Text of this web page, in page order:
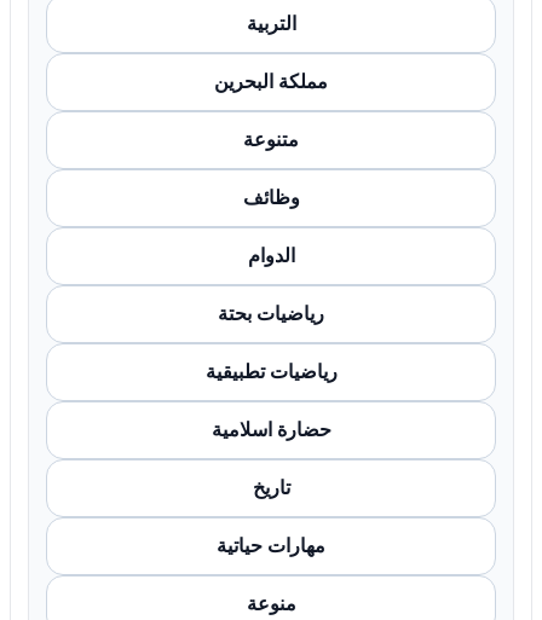
التربية
مملكة البحرين
متنوعة
وظائف
الدوام
رياضيات بحتة
رياضيات تطبيقية
حضارة اسلامية
تاريخ
مهارات حياتية
منوعة